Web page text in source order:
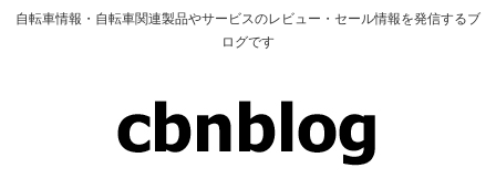
自転車情報・自転車関連製品やサービスのレビュー・セール情報を発信するブ
ログです